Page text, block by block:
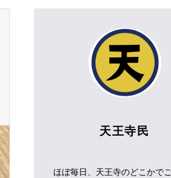
天王寺民
ほぼ毎日、天王寺のどこかで